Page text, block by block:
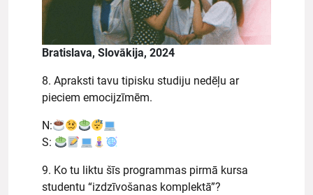
Bratislava, Slovākija, 2024
8. Apraksti tavu tipisku studiju nedēļu ar
pieciem emocijzīmēm.
N:
S:
9. Ko tu liktu šīs programmas pirmā kursa
studentu “izdzīvošanas komplektā”?